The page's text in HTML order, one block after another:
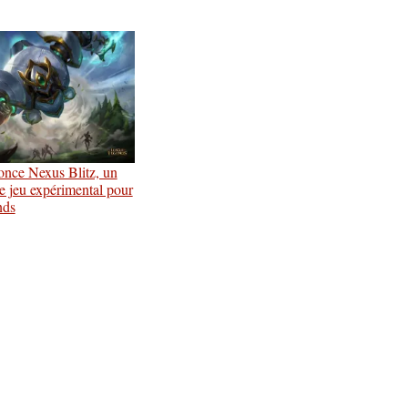
Nexus Blitz, un
jeu expérimental pour